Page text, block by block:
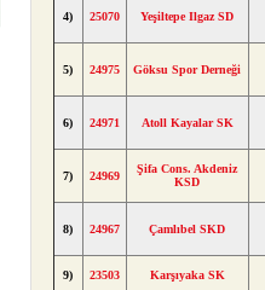
4) 25070 Yeşiltepe Ilgaz SD
5) 24975 Göksu Spor Derneği
6) 24971 Atoll Kayalar SK
7) 24969
Şifa Cons. Akdeniz
KSD
8) 24967 Çamlıbel SKD
9) 23503 Karşıyaka SK